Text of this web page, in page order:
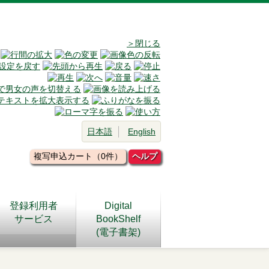
＞閉じる
日本語 English
複写申込カート（0件） ヘルプ
登録利用者
サービス
Digital
BookShelf
(電子書架)